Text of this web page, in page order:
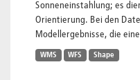
Sonneneinstahlung; es
Orientierung. Bei den
Modellergebnisse, die
WMS WFS Shape